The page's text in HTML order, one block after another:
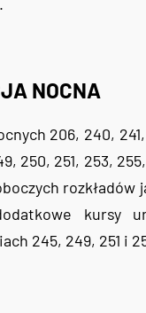
NOCNA
206, 240,
250, 251, 253,
rozkładów
kursy
245, 249, 251 i